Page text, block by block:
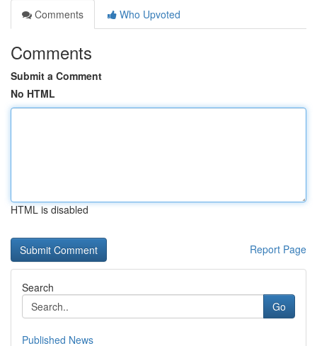
Comments
Who Upvoted
Comments
Submit a Comment
No HTML
HTML is disabled
Report Page
Search
Go
Published News